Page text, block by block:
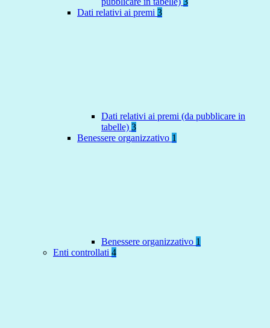
Dati relativi ai premi 3
Dati relativi ai premi (da pubblicare in
tabelle) 3
Benessere organizzativo 1
Benessere organizzativo 1
Enti controllati 4